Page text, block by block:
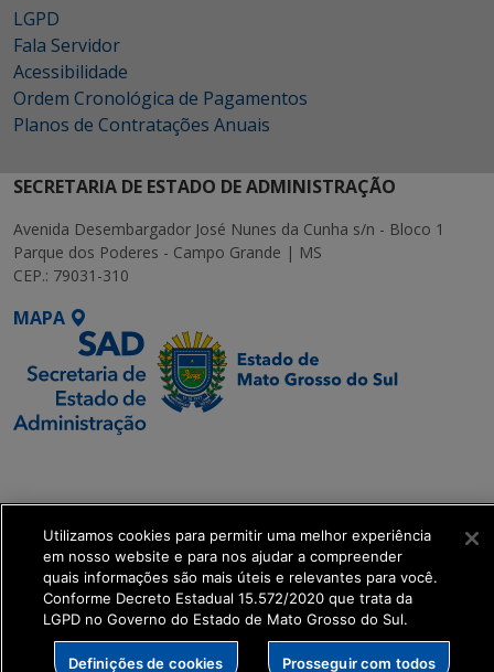
LGPD
Fala Servidor
Acessibilidade
Ordem Cronológica de Pagamentos
Planos de Contratações Anuais
SECRETARIA DE ESTADO DE ADMINISTRAÇÃO
Avenida Desembargador José Nunes da Cunha s/n - Bloco 1
Parque dos Poderes - Campo Grande | MS
CEP.: 79031-310
MAPA
get_footer();
Utilizamos cookies para permitir uma melhor experiência
em nosso website e para nos ajudar a compreender
quais informações são mais úteis e relevantes para você.
Conforme Decreto Estadual 15.572/2020 que trata da
LGPD no Governo do Estado de Mato Grosso do Sul.
Definições de cookies Prosseguir com todos